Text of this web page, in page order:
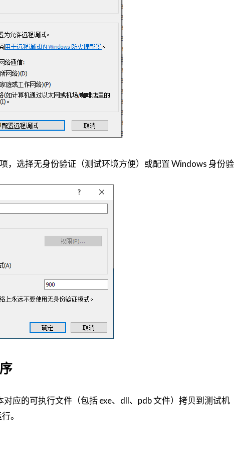
，选择无身份验证（测试环境方便）或配置 Windows 身份
对应的可执行文件（包括 exe、dll、pdb 文件）拷贝到测试机
。